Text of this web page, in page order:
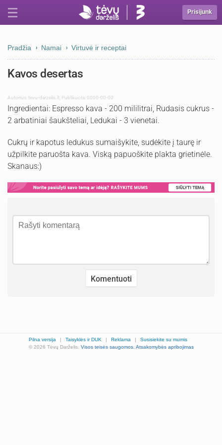
Prisijunk
Pradžia Namai Virtuvė ir receptai
Kavos desertas
Autorius:tevu-darzelis.lt Publikuota: 0000-00-00
Ingredientai: Espresso kava - 200 mililitrai, Rudasis cukrus -
2 arbatiniai šaukšteliai, Ledukai - 3 vienetai.
Cukrų ir kapotus ledukus sumaišykite, sudėkite į taurę ir
užpilkite paruošta kava. Viską papuoškite plakta grietinėle.
Skanaus:)
Pilna versija | Taisyklės ir DUK | Reklama |
Susisiekite su mumis
© 2026 Tėvų Darželis. Visos teisės saugomos. Atsakomybės apribojimas